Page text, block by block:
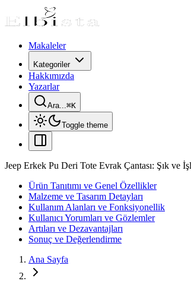
Makaleler
Kategoriler
Hakkımızda
Yazarlar
Ara...⌘K
Toggle theme
Jeep Erkek Pu Deri Tote Evrak Çantası: Şık ve
Ürün Tanıtımı ve Genel Özellikler
Malzeme ve Tasarım Detayları
Kullanım Alanları ve Fonksiyonellik
Kullanıcı Yorumları ve Gözlemler
Artıları ve Dezavantajları
Sonuç ve Değerlendirme
Ana Sayfa